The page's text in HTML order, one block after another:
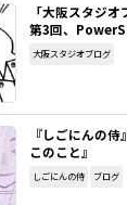
「大阪スタジ
第3回、
大阪スタジオブログ
『しごにんの
このこと』
しごにんの侍 ブログ